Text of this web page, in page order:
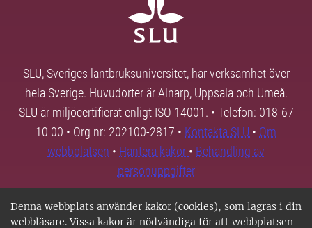
Denna webbplats använder kakor (cookies), som lagras i din
webbläsare. Vissa kakor är nödvändiga för att webbplatsen
SLU, Sveriges lantbruksuniversitet, har verksamhet över
hela Sverige. Huvudorter är Alnarp, Uppsala och Umeå.
SLU är miljöcertifierat enligt ISO 14001. • Telefon: 018-67
10 00 • Org nr: 202100-2817 • Kontakta SLU • Om
webbplatsen • Hantera kakor • Behandling av
personuppgifter